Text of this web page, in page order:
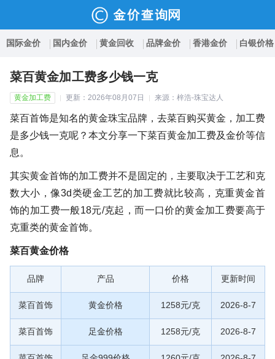
国际金价 国内金价 黄金回收 品牌金价 香港金价 白银价格
菜百黄金加工费多少钱一克
黄金加工费 更新：2026年08月07日 来源：梓浩-珠宝达人
菜百首饰是知名的黄金珠宝品牌，去菜百购买黄金，加工费
是多少钱一克呢？本文分享一下菜百黄金加工费及金价等信
息。
其实黄金首饰的加工费并不是固定的，主要取决于工艺和克
数大小，像3d类硬金工艺的加工费就比较高，克重黄金首
饰的加工费一般18元/克起，而一口价的黄金加工费要高于
克重类的黄金首饰。
菜百黄金价格
品牌 产品 价格 更新时间
菜百首饰 黄金价格 1258元/克 2026-8-7
菜百首饰 足金价格 1258元/克 2026-8-7